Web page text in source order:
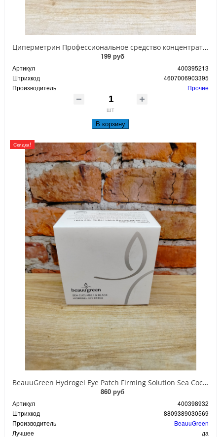
Циперметрин Профессиональное средство концентрат эмульсии 25% для уничтожения тараканов, мух,комаров, блох, клопов, муравьев, ос 50 мл
199 руб
Артикул
400395213
Штрихкод
4607006903395
Производитель
Прочие
шт
В корзину
Скидка!
BeauuGreen Hydrogel Eye Patch Firming Solution Sea Cocumber & Black Гидрогелевые патчи для кожи вокруг глаз с экстрактом черного морского огурца 60 шт 90 гр
860 руб
Артикул
400398932
Штрихкод
8809389030569
Производитель
BeauuGreen
Лучшее
да